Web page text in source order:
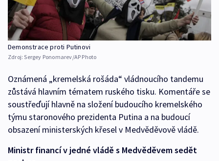
Demonstrace proti Putinovi
Zdroj:Sergey Ponomarev/AP Photo
Oznámená „kremelská rošáda“ vládnoucího tandemu
zůstává hlavním tématem ruského tisku. Komentáře se
soustřeďují hlavně na složení budoucího kremelského
týmu staronového prezidenta Putina a na budoucí
obsazení ministerských křesel v Medvěděvově vládě.
Ministr financí v jedné vládě s Medvěděvem sedět